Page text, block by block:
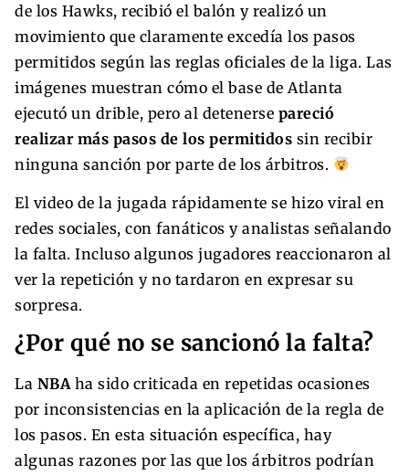
de los Hawks, recibió el balón y realizó un
movimiento que claramente excedía los pasos
permitidos según las reglas oficiales de la liga. Las
imágenes muestran cómo el base de Atlanta
ejecutó un drible, pero al detenerse pareció
realizar más pasos de los permitidos sin recibir
ninguna sanción por parte de los árbitros.
El video de la jugada rápidamente se hizo viral en
redes sociales, con fanáticos y analistas señalando
la falta. Incluso algunos jugadores reaccionaron al
ver la repetición y no tardaron en expresar su
sorpresa.
¿Por qué no se sancionó la falta?
La NBA ha sido criticada en repetidas ocasiones
por inconsistencias en la aplicación de la regla de
los pasos. En esta situación específica, hay
algunas razones por las que los árbitros podrían